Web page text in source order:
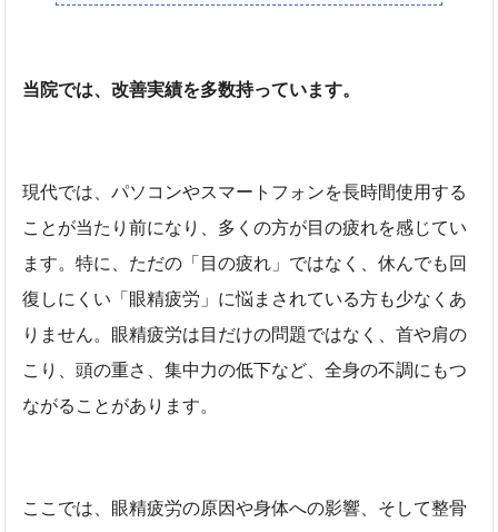
当院では、改善実績を多数持っています。
現代では、パソコンやスマートフォンを長時間使用する
ことが当たり前になり、多くの方が目の疲れを感じてい
ます。特に、ただの「目の疲れ」ではなく、休んでも回
復しにくい「眼精疲労」に悩まされている方も少なくあ
りません。眼精疲労は目だけの問題ではなく、首や肩の
こり、頭の重さ、集中力の低下など、全身の不調にもつ
ながることがあります。
ここでは、眼精疲労の原因や身体への影響、そして整骨